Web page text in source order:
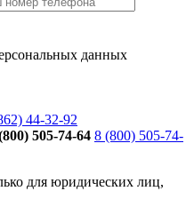
данных
44-32-92
505-74-64 8 (800) 505-74-
для юридических лиц,